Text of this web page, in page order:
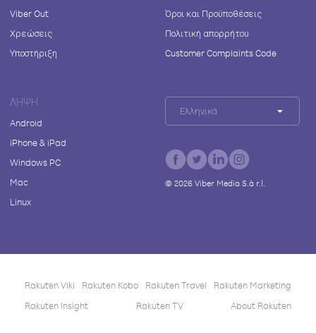
Viber Out
Χρεώσεις
Υποστήριξη
Όροι και Προϋποθέσεις
Πολιτική απορρήτου
Customer Complaints Code
ΛΉΨΗ
Android
iPhone & iPad
Windows PC
Mac
Linux
Ελληνικά
© 2026Viber Media S.à r.l.
Rakuten Viki Rakuten Kobo Rakuten Travel
Rakuten Marketing
Rakuten Insight
Rakuten TV About Rakuten